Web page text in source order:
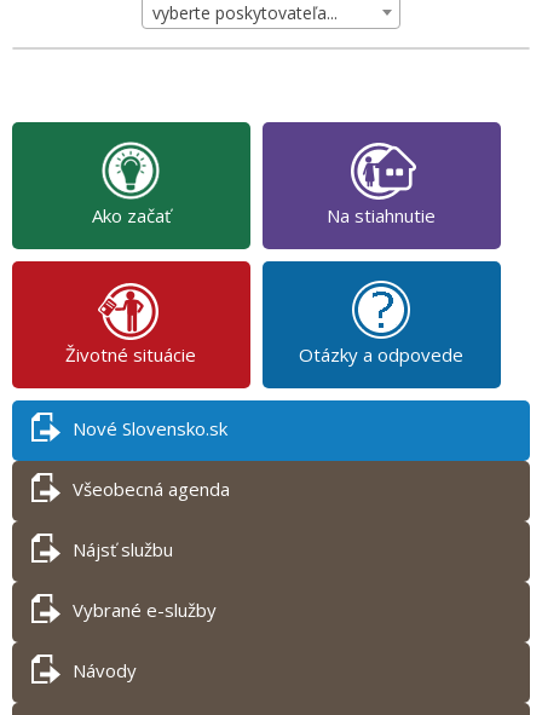
vyberte poskytovateľa...
Ako začať Na stiahnutie
Životné situácie Otázky a odpovede
Nové Slovensko.sk
Všeobecná agenda
Nájsť službu
Vybrané e-služby
Návody